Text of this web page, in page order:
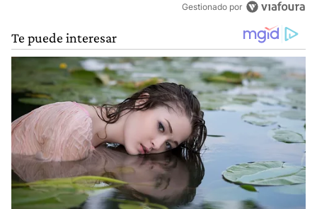
Gestionado por